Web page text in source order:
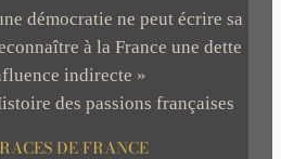
démocratie ne peut écrire sa
à la France une dette
indirecte »
des passions françaises
DE FRANCE